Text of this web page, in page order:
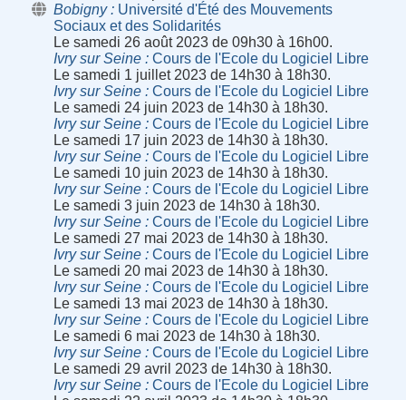
Bobigny
Université d'Été des Mouvements
Sociaux et des Solidarités
Le samedi 26 août 2023 de 09h30 à 16h00.
Ivry sur Seine
Cours de l'Ecole du Logiciel Libre
Le samedi 1 juillet 2023 de 14h30 à 18h30.
Ivry sur Seine
Cours de l'Ecole du Logiciel Libre
Le samedi 24 juin 2023 de 14h30 à 18h30.
Ivry sur Seine
Cours de l'Ecole du Logiciel Libre
Le samedi 17 juin 2023 de 14h30 à 18h30.
Ivry sur Seine
Cours de l'Ecole du Logiciel Libre
Le samedi 10 juin 2023 de 14h30 à 18h30.
Ivry sur Seine
Cours de l'Ecole du Logiciel Libre
Le samedi 3 juin 2023 de 14h30 à 18h30.
Ivry sur Seine
Cours de l'Ecole du Logiciel Libre
Le samedi 27 mai 2023 de 14h30 à 18h30.
Ivry sur Seine
Cours de l'Ecole du Logiciel Libre
Le samedi 20 mai 2023 de 14h30 à 18h30.
Ivry sur Seine
Cours de l'Ecole du Logiciel Libre
Le samedi 13 mai 2023 de 14h30 à 18h30.
Ivry sur Seine
Cours de l'Ecole du Logiciel Libre
Le samedi 6 mai 2023 de 14h30 à 18h30.
Ivry sur Seine
Cours de l'Ecole du Logiciel Libre
Le samedi 29 avril 2023 de 14h30 à 18h30.
Ivry sur Seine
Cours de l'Ecole du Logiciel Libre